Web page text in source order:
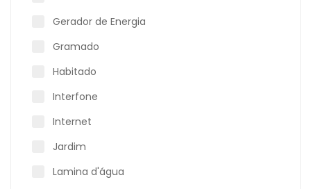
Gerador de Energia
Gramado
Habitado
Interfone
Internet
Jardim
Lamina d'água